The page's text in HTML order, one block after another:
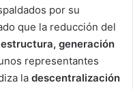
por su
que la reducción del
generación
representantes
la descentralización